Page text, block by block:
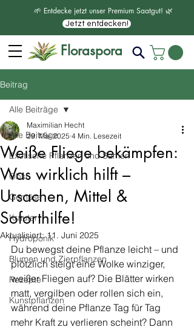
🌱 Entdecke jetzt unser Premium Saatgut! 🌿
Jetzt entdecken!
Floraspora
Beitrag
Alle Beiträge
Exotische Pflanzen und Samen
Obst
Gemüse
Kräuter
Hydroponik
Blumen und Zierpflanzen
Rezepte
Kunstpflanzen
Alle Beiträge
Weiße Fliege bekämpfen:
Was wirklich hilft –
Ursachen, Mittel &
Soforthilfe!
Maximilian Hecht
29. Mai 2025 4 Min. Lesezeit
Aktualisiert:11. Juni 2025
Du bewegst deine Pflanze leicht – und
plötzlich steigt eine Wolke winziger,
weißer Fliegen auf? Die Blätter wirken
matt, vergilben oder rollen sich ein,
während deine Pflanze Tag für Tag
mehr Kraft zu verlieren scheint? Dann